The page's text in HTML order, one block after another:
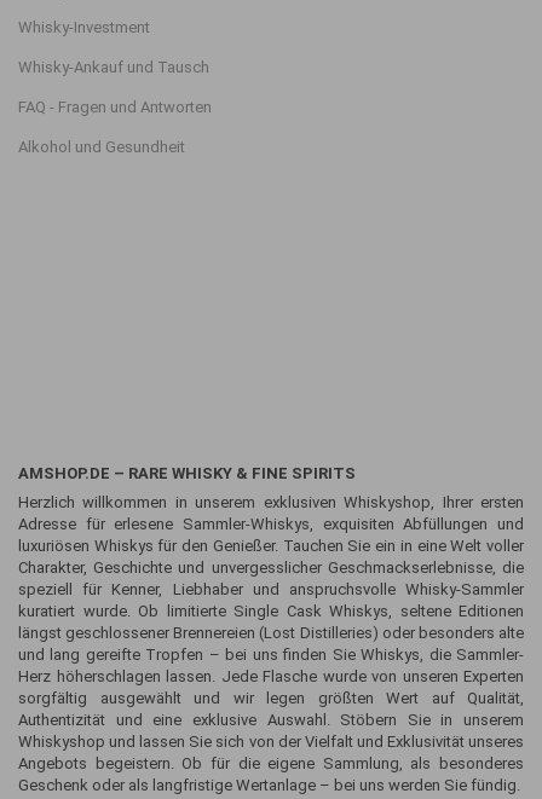
Whisky-Investment
Whisky-Ankauf und Tausch
FAQ - Fragen und Antworten
Alkohol und Gesundheit
AMSHOP.DE – RARE WHISKY & FINE SPIRITS
Herzlich willkommen in unserem exklusiven Whiskyshop, Ihrer ersten
Adresse für erlesene Sammler-Whiskys, exquisiten Abfüllungen und
luxuriösen Whiskys für den Genießer. Tauchen Sie ein in eine Welt voller
Charakter, Geschichte und unvergesslicher Geschmackserlebnisse, die
speziell für Kenner, Liebhaber und anspruchsvolle Whisky-Sammler
kuratiert wurde. Ob limitierte Single Cask Whiskys, seltene Editionen
längst geschlossener Brennereien (Lost Distilleries) oder besonders alte
und lang gereifte Tropfen – bei uns finden Sie Whiskys, die Sammler-
Herz höherschlagen lassen. Jede Flasche wurde von unseren Experten
sorgfältig ausgewählt und wir legen größten Wert auf Qualität,
Authentizität und eine exklusive Auswahl. Stöbern Sie in unserem
Whiskyshop und lassen Sie sich von der Vielfalt und Exklusivität unseres
Angebots begeistern. Ob für die eigene Sammlung, als besonderes
Geschenk oder als langfristige Wertanlage – bei uns werden Sie fündig.